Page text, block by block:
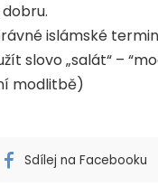
islámské
slovo „salát“ –
modlitbě)
Sdílej na Facebooku